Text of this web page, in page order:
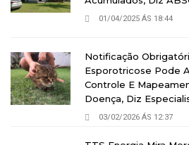
01/04/2025 ÁS 18:44
Notificação
Esporotricose Pode
Controle E
Doença, Diz
03/02/2026 ÁS 12:37